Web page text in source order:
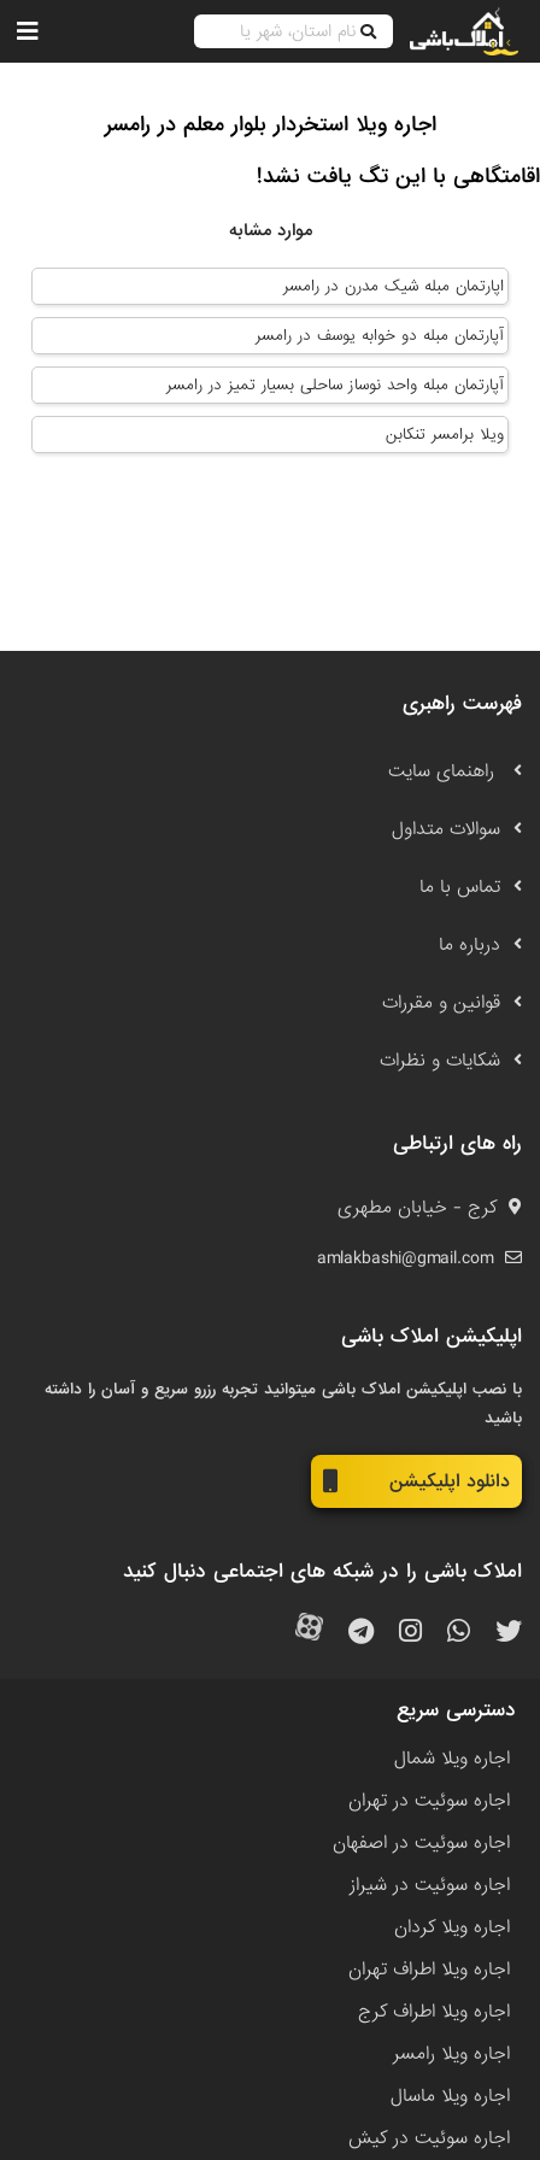
اجاره ویلا استخردار بلوار معلم در رامسر
اقامتگاهی با این تگ یافت نشد!
موارد مشابه
اپارتمان مبله شیک مدرن در رامسر
آپارتمان مبله دو خوابه یوسف در رامسر
آپارتمان مبله واحد نوساز ساحلی بسیار تمیز در رامسر
ویلا برامسر تنکابن
فهرست راهبری
راهنمای سایت
سوالات متداول
تماس با ما
درباره ما
قوانین و مقررات
شکایات و نظرات
راه های ارتباطی
کرج - خیابان مطهری
amlakbashi@gmail.com
اپلیکیشن املاک باشی
با نصب اپلیکیشن املاک باشی میتوانید تجربه رزرو سریع و آسان را داشته
باشید
دانلود اپلیکیشن
املاک باشی را در شبکه های اجتماعی دنبال کنید
دسترسی سریع
اجاره ویلا شمال
اجاره سوئیت در تهران
اجاره سوئیت در اصفهان
اجاره سوئیت در شیراز
اجاره ویلا کردان
اجاره ویلا اطراف تهران
اجاره ویلا اطراف کرج
اجاره ویلا رامسر
اجاره ویلا ماسال
اجاره سوئیت در کیش